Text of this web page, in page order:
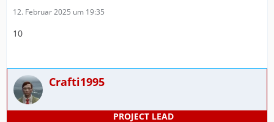
12. Februar 2025 um 19:35
10
Crafti1995